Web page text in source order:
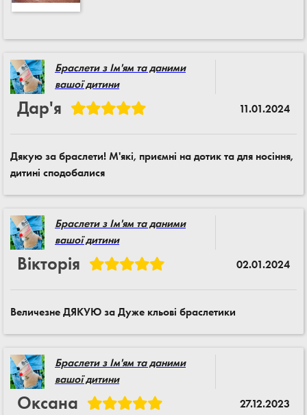
Браслети з Ім'ям та даними
вашої дитини
Дар'я 11.01.2024
Дякую за браслети! М'які, приємні на дотик та для носіння,
дитині сподобалися
Браслети з Ім'ям та даними
вашої дитини
Вікторія 02.01.2024
Величезне ДЯКУЮ за Дуже кльові браслетики
Браслети з Ім'ям та даними
вашої дитини
Оксана 27.12.2023